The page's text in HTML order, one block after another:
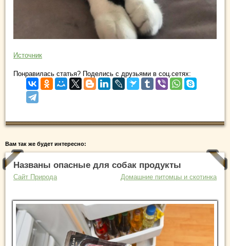
Источник
Понравилась статья? Поделись с друзьями в соц.сетях:
Вам так же будет интересно:
Названы опасные для собак продукты
Сайт Природа Домашние питомцы и скотинка